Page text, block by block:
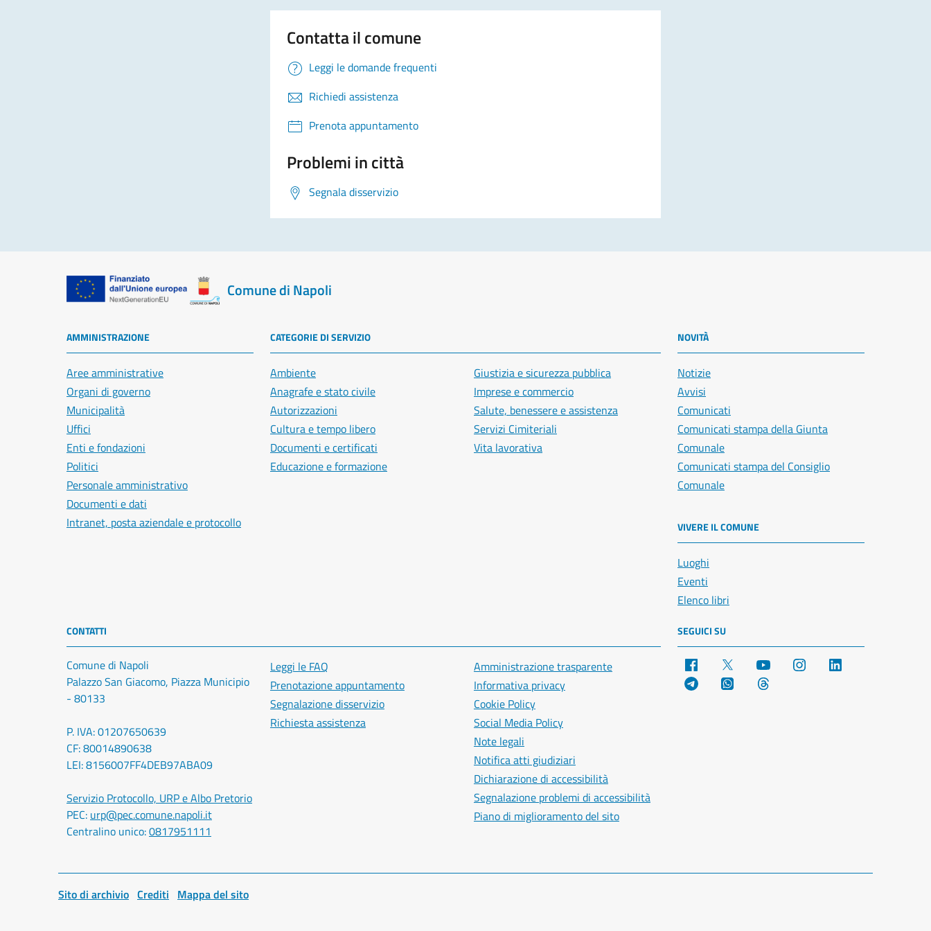
Contatta il comune
Leggi le domande frequenti
Richiedi assistenza
Prenota appuntamento
Problemi in città
Segnala disservizio
Comune di Napoli
AMMINISTRAZIONE
Aree amministrative
Organi di governo
Municipalità
Uffici
Enti e fondazioni
Politici
Personale amministrativo
Documenti e dati
Intranet, posta aziendale e protocollo
CATEGORIE DI SERVIZIO
Ambiente
Anagrafe e stato civile
Autorizzazioni
Cultura e tempo libero
Documenti e certificati
Educazione e formazione
Giustizia e sicurezza pubblica
Imprese e commercio
Salute, benessere e assistenza
Servizi Cimiteriali
Vita lavorativa
NOVITÀ
Notizie
Avvisi
Comunicati
Comunicati stampa della Giunta
Comunale
Comunicati stampa del Consiglio
Comunale
VIVERE IL COMUNE
Luoghi
Eventi
Elenco libri
CONTATTI
Comune di Napoli
Palazzo San Giacomo, Piazza Municipio
- 80133
P. IVA: 01207650639
CF: 80014890638
LEI: 8156007FF4DEB97ABA09
Servizio Protocollo, URP e Albo Pretorio
PEC: urp@pec.comune.napoli.it
Centralino unico:0817951111
Leggi le FAQ
Prenotazione appuntamento
Segnalazione disservizio
Richiesta assistenza
Amministrazione trasparente
Informativa privacy
Cookie Policy
Social Media Policy
Note legali
Notifica atti giudiziari
Dichiarazione di accessibilità
Segnalazione problemi di accessibilità
Piano di miglioramento del sito
SEGUICI SU
Facebook YouTube Instagram
Telegram WhatsApp
Sito di archivio Crediti Mappa del sito